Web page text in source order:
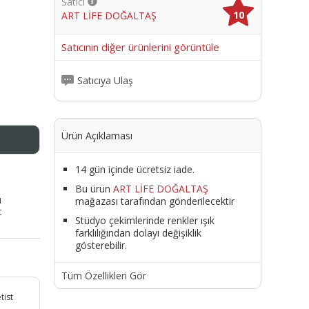
ART LİFE DOĞALTAŞ
10
Satıcının diğer ürünlerini görüntüle
Satıcıya Ulaş
Ürün Açıklaması
14 gün içinde ücretsiz iade.
Bu ürün ART LİFE DOĞALTAŞ
mağazası tarafından gönderilecektir
Stüdyo çekimlerinde renkler ışık
farklılığından dolayı değişiklik
gösterebilir.
Tüm Özellikleri Gör